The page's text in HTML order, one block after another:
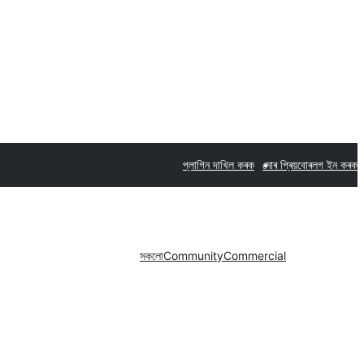
প্লাগিন দাখিল কৰক মোৰ প্ৰিয়বোৰলগ ইন কৰক
সকলোCommunityCommercial